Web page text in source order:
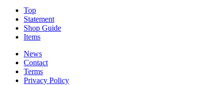
Top
Statement
Shop Guide
Items
News
Contact
Terms
Privacy Policy